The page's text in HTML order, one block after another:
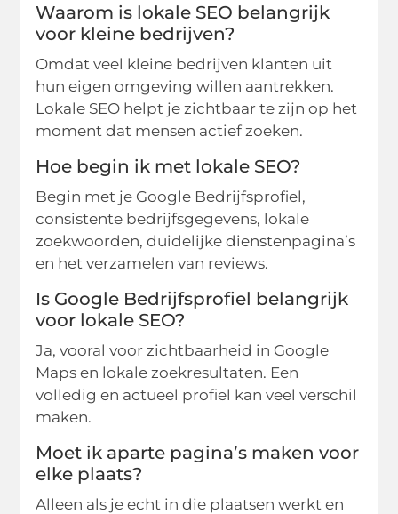
Waarom is lokale SEO belangrijk
voor kleine bedrijven?
Omdat veel kleine bedrijven klanten uit
hun eigen omgeving willen aantrekken.
Lokale SEO helpt je zichtbaar te zijn op het
moment dat mensen actief zoeken.
Hoe begin ik met lokale SEO?
Begin met je Google Bedrijfsprofiel,
consistente bedrijfsgegevens, lokale
zoekwoorden, duidelijke dienstenpagina’s
en het verzamelen van reviews.
Is Google Bedrijfsprofiel belangrijk
voor lokale SEO?
Ja, vooral voor zichtbaarheid in Google
Maps en lokale zoekresultaten. Een
volledig en actueel profiel kan veel verschil
maken.
Moet ik aparte pagina’s maken voor
elke plaats?
Alleen als je echt in die plaatsen werkt en